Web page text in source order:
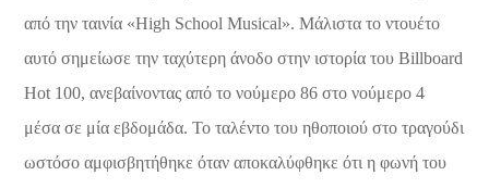
από την ταινία «High School Musical». Μάλιστα το ντουέτο
αυτό σημείωσε την ταχύτερη άνοδο στην ιστορία του Billboard
Hot 100, ανεβαίνοντας από το νούμερο 86 στο νούμερο 4
μέσα σε μία εβδομάδα. Το ταλέντο του ηθοποιού στο τραγούδι
ωστόσο αμφισβητήθηκε όταν αποκαλύφθηκε ότι η φωνή του